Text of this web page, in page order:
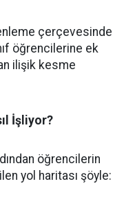
çerçevesinde
öğrencilerine ek
ilişik kesme
İşliyor?
öğrencilerin
yol haritası şöyle: